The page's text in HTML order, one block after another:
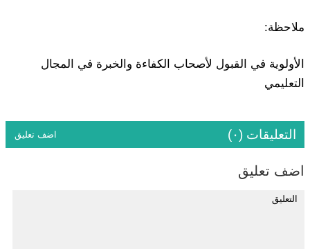
ملاحظة:
الأولوية في القبول لأصحاب الكفاءة والخبرة في المجال
التعليمي
التعليقات (٠) اضف تعليق
اضف تعليق